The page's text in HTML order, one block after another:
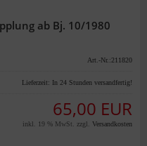
ab Bj. 10/1980
Art.-Nr.:211820
Lieferzeit: In 24 Stunden versandfertig!
65,00 EUR
inkl. 19 % MwSt. zzgl. Versandkosten